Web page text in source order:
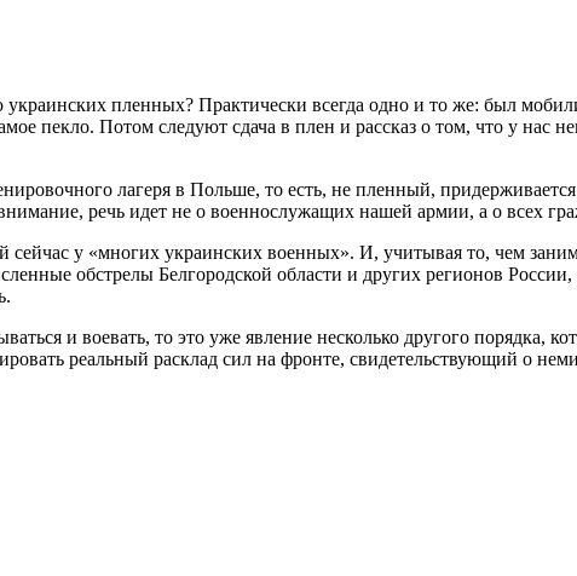
пленных? Практически всегда одно и то же: был
пекло. Потом следуют сдача в плен и рассказ о том, что у нас
лагеря в Польше, то есть, не пленный,
речь идет не о военнослужащих нашей армии, а о всех
у «многих украинских военных». И, учитывая то, чем
обстрелы Белгородской области и других регионов
и воевать, то это уже явление несколько другого порядка,
реальный расклад сил на фронте, свидетельствующий о